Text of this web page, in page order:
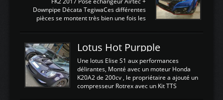
Analogique, et Volt car l'information est une
tension (Pas une résistance variable d'un
est temps de brancher le ...
Downpipe Décata TegiwaCes différentes
pièces se montent très bien une fois les
légere découpe du plastique inferieur,
negénant en rien la structure ou le
fonctionnement du fond plat. Une
reprogrammation Stage 2 est faite sur le
calculateur d'origine. Une alternative
économique au passage sur Hondata
Lotus Hot Purpple
Une lotus Elise S1 aux performances
délirantes, Monté avec un moteur Honda
K20A2 de 200cv , le propriétaire a ajouté un
compresseur Rotrex avec un Kit TTS